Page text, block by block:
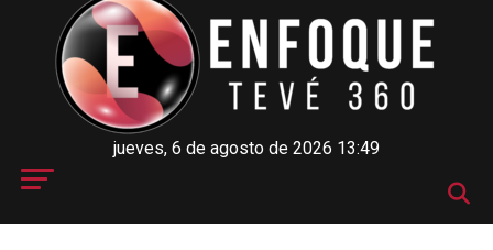
jueves, 6 de agosto de 2026 13:49